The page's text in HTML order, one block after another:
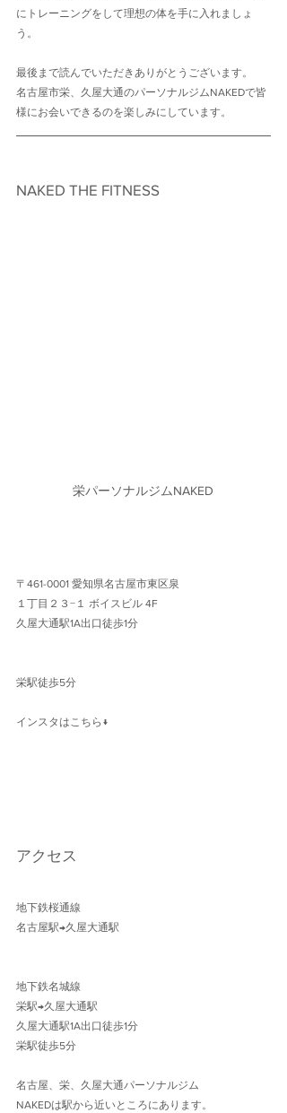
にトレーニングをして理想の体を手に入れましょ
う。
最後まで読んでいただきありがとうございます。
名古屋市栄、久屋大通のパーソナルジムNAKEDで皆
様にお会いできるのを楽しみにしています。
NAKED THE FITNESS
栄パーソナルジムNAKED
〒461-0001 愛知県名古屋市東区泉
１丁目２３−１ ボイスビル 4F
久屋大通駅1A出口徒歩1分
栄駅徒歩5分
インスタはこちら↓
アクセス
地下鉄桜通線
名古屋駅→久屋大通駅
地下鉄名城線
栄駅→久屋大通駅
久屋大通駅1A出口徒歩1分
栄駅徒歩5分
名古屋、栄、久屋大通パーソナルジム
NAKEDは駅から近いところにあります。